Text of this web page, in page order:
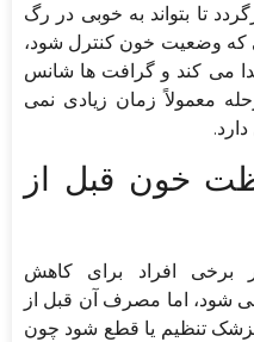
تا بتواند به خوبی در رگ
وضعیت خون کنترل شود،
می کند و گرافت ها شانس
معمولاً زمان زیادی نمی
خون قبل از
برخی افراد برای کاهش
شود، اما مصرف آن قبل از
تنظیم یا قطع شود چون